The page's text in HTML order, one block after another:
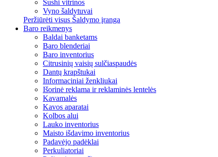
Sushi vitrinos
Vyno šaldytuvai
Peržiūrėti visus Šaldymo įranga
Baro reikmenys
Baldai banketams
Baro blenderiai
Baro inventorius
Citrusinių vaisių sulčiaspaudės
Dantų krapštukai
Informaciniai ženkliukai
Išorinė reklama ir reklaminės lentelės
Kavamalės
Kavos aparatai
Kolbos alui
Lauko inventorius
Maisto išdavimo inventorius
Padavėjo padėklai
Perkuliatoriai